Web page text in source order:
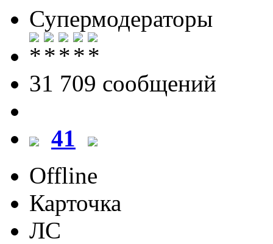
Супермодераторы
31 709 cообщений
41
Offline
Карточка
ЛС